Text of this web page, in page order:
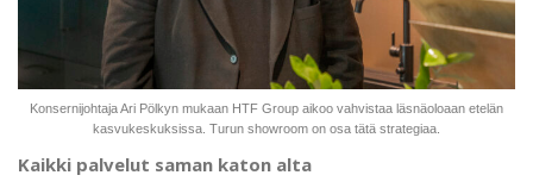
Konsernijohtaja Ari Pölkyn mukaan HTF Group aikoo vahvistaa läsnäoloaan etelän
kasvukeskuksissa. Turun showroom on osa tätä strategiaa.
Kaikki palvelut saman katon alta